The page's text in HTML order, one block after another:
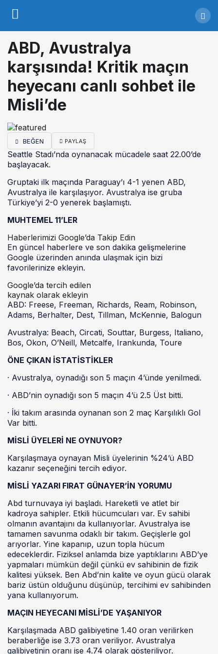
ABD, Avustralya
karşısında! Kritik maçın
heyecanı canlı sohbet ile
Misli’de
BEĞEN PAYLAŞ
Seattle Stadı’nda oynanacak mücadele saat 22.00’de
başlayacak.
Gruptaki ilk maçında Paraguay’ı 4-1 yenen ABD,
Avustralya ile karşılaşıyor. Avustralya ise gruba
Türkiye’yi 2-0 yenerek başlamıştı.
MUHTEMEL 11’LER
Haberlerimizi Google’da Takip Edin
En güncel haberlere ve son dakika gelişmelerine
Google üzerinden anında ulaşmak için bizi
favorilerinize ekleyin.
Google’da tercih edilen
kaynak olarak ekleyin
ABD: Freese, Freeman, Richards, Ream, Robinson,
Adams, Berhalter, Dest, Tillman, McKennie, Balogun
Avustralya: Beach, Circati, Souttar, Burgess, Italiano,
Bos, Okon, O’Neill, Metcalfe, Irankunda, Toure
ÖNE ÇIKAN İSTATİSTİKLER
· Avustralya, oynadığı son 5 maçın 4’ünde yenilmedi.
· ABD’nin oynadığı son 5 maçın 4’ü 2.5 Üst bitti.
· İki takım arasında oynanan son 2 maç Karşılıklı Gol
Var bitti.
MİSLİ ÜYELERİ NE OYNUYOR?
Karşılaşmaya oynayan Misli üyelerinin %24’ü ABD
kazanır seçeneğini tercih ediyor.
MİSLİ YAZARI FIRAT GÜNAYER’İN YORUMU
Abd turnuvaya iyi başladı. Hareketli ve atlet bir
kadroya sahipler. Etkili hücumcuları var. Ev sahibi
olmanın avantajını da kullanıyorlar. Avustralya ise
tamamen savunma odaklı bir takım. Geçişlerle gol
arıyorlar. Yine kapanıp, uzun topla hücum
edeceklerdir. Fiziksel anlamda bize yaptıklarını ABD’ye
yapmaları mümkün değil çünkü ev sahibinin de fizik
kalitesi yüksek. Ben Abd’nin kalite ve oyun gücü olarak
bariz üstün olduğunu düşünüp, tercihimi ev sahibinden
yana kullanıyorum.
MAÇIN HEYECANI MİSLİ’DE YAŞANIYOR
Karşılaşmada ABD galibiyetine 1.40 oran verilirken
beraberliğe ise 3.73 oran veriliyor. Avustralya
galibiyetinin oranı ise 4.74 olarak gösteriliyor.